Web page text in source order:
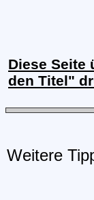
Diese Seite
den Titel"
Weitere